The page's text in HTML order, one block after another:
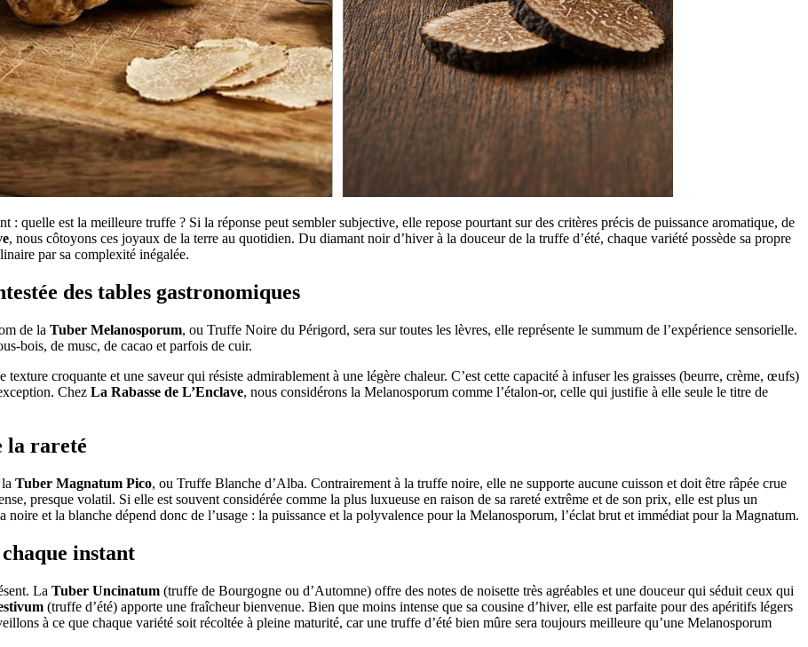
: quelle est la meilleure truffe ? Si la réponse peut sembler subjective, elle repose pourtant sur des critères précis de puissance aromatique, de
, nous côtoyons ces joyaux de la terre au quotidien. Du diamant noir d’hiver à la douceur de la truffe d’été, chaque variété possède sa propre
par sa complexité inégalée.
des tables gastronomiques
de la Tuber Melanosporum, ou Truffe Noire du Périgord, sera sur toutes les lèvres, elle représente le summum de l’expérience sensorielle.
bois, de musc, de cacao et parfois de cuir.
croquante et une saveur qui résiste admirablement à une légère chaleur. C’est cette capacité à infuser les graisses (beurre, crème, œufs)
Chez La Rabasse de L’Enclave, nous considérons la Melanosporum comme l’étalon-or, celle qui justifie à elle seule le titre de
la rareté
Tuber Magnatum Pico, ou Truffe Blanche d’Alba. Contrairement à la truffe noire, elle ne supporte aucune cuisson et doit être râpée crue
presque volatil. Si elle est souvent considérée comme la plus luxueuse en raison de sa rareté extrême et de son prix, elle est plus un
et la blanche dépend donc de l’usage : la puissance et la polyvalence pour la Melanosporum, l’éclat brut et immédiat pour la Magnatum.
instant
La Tuber Uncinatum (truffe de Bourgogne ou d’Automne) offre des notes de noisette très agréables et une douceur qui séduit ceux qui
(truffe d’été) apporte une fraîcheur bienvenue. Bien que moins intense que sa cousine d’hiver, elle est parfaite pour des apéritifs légers
à ce que chaque variété soit récoltée à pleine maturité, car une truffe d’été bien mûre sera toujours meilleure qu’une Melanosporum